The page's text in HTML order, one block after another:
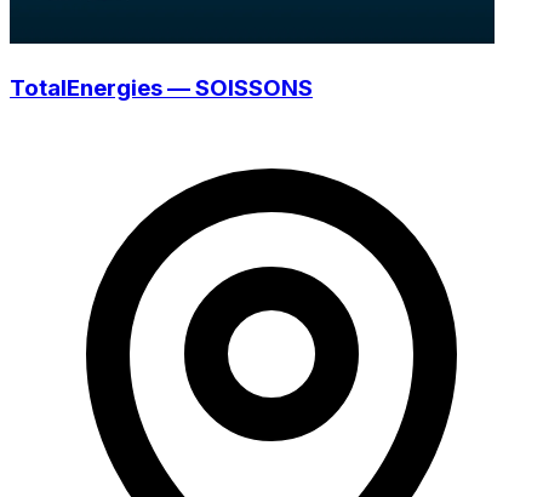
TotalEnergies — SOISSONS